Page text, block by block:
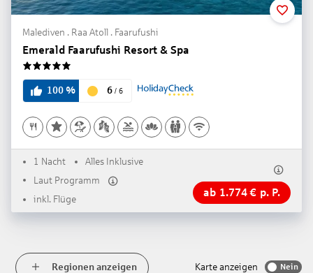
Malediven . Raa Atoll . Faarufushi
Emerald Faarufushi Resort & Spa
100% 6 / 6
1 Nacht
Alles Inklusive
Laut Programm
inkl. Flüge
ab 1.774€ p. P.
Regionen anzeigen Karte anzeigen Nein